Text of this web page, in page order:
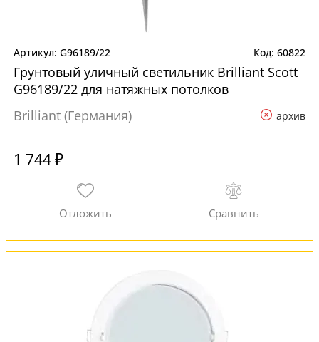
G96189/22 60822
Грунтовый уличный светильник Brilliant Scott
G96189/22 для натяжных потолков
Brilliant (Германия)
архив
1 744 ₽